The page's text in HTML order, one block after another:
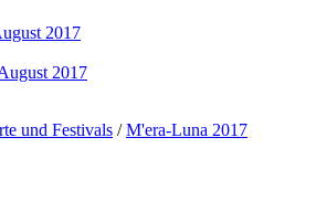
2017
2017
und Festivals /M'era-Luna 2017